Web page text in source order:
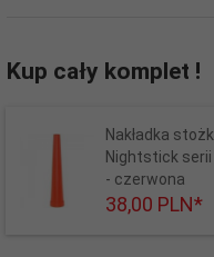
Kup cały komplet !
Nakładka
Nightstick
- czerwona
38,00 PLN*